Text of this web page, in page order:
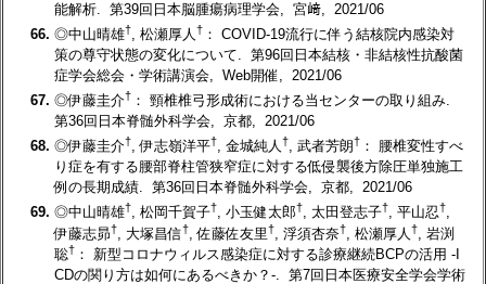
能解析. 第39回日本脳腫瘍病理学会, 宮﨑, 2021/06
66. ◎中山晴雄†, 松瀬厚人† ： COVID-19流行に伴う結核院内感染対
策の尊守状態の変化について. 第96回日本結核・非結核性抗酸菌
症学会総会・学術講演会, Web開催, 2021/06
67. ◎伊藤圭介† ： 頸椎椎弓形成術における当センターの取り組み.
第36回日本脊髄外科学会, 京都, 2021/06
68. ◎伊藤圭介†, 伊志嶺洋平†, 金城純人†, 武者芳朗† ： 腰椎変性すべ
り症を有する腰部脊柱管狭窄症に対する低侵襲後方除圧単独施工
例の長期成績. 第36回日本脊髄外科学会, 京都, 2021/06
69. ◎中山晴雄†, 松岡千賀子†, 小玉健太郎†, 太田登志子†, 平山忍†,
伊藤志昴† , 大塚昌信† , 佐藤佐友里† , 浮須杏奈† , 松瀬厚人 †
, 岩渕
聡† ： 新型コロナウィルス感染症に対する診療継続BCPの活用 -I
CDの関り方は如何にあるべきか？-. 第7回日本医療安全学会学術